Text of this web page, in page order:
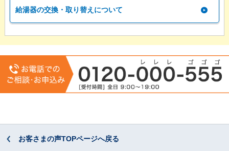
給湯器の交換・取り替えについて
お客さまの声TOPページへ戻る